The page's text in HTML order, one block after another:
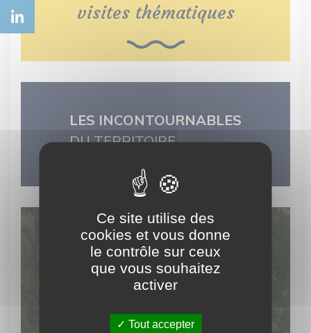
visites thématiques
LES INCONTOURNABLES
DU TERRITOIRE
Découvrez
le patrimoine vert
Ce site utilise des
cookies et vous donne
le contrôle sur ceux
que vous souhaitez
activer
Tout accepter